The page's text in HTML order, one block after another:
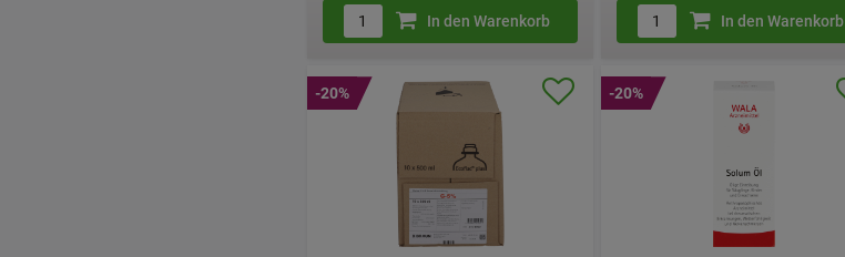
In den Warenkorb In den Warenkorb
-20% -20%